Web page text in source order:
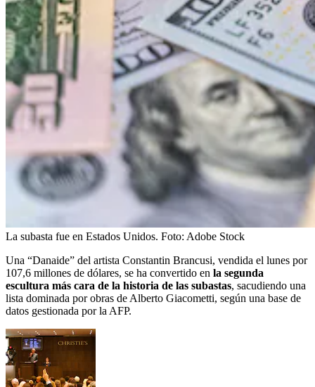
La subasta fue en Estados Unidos. Foto: Adobe Stock
Una “Danaide” del artista Constantin Brancusi, vendida el lunes por
107,6 millones de dólares, se ha convertido en la segunda
escultura más cara de la historia de las subastas, sacudiendo una
lista dominada por obras de Alberto Giacometti, según una base de
datos gestionada por la AFP.